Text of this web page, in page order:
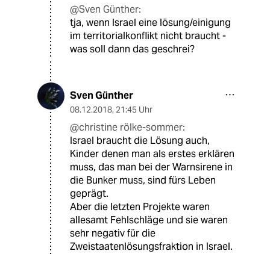
@Sven Günther:
tja, wenn Israel eine lösung/einigung
im territorialkonflikt nicht braucht -
was soll dann das geschrei?
Sven Günther
08.12.2018, 21:45 Uhr
@christine rölke-sommer:
Israel braucht die Lösung auch,
Kinder denen man als erstes erklären
muss, das man bei der Warnsirene in
die Bunker muss, sind fürs Leben
geprägt.
Aber die letzten Projekte waren
allesamt Fehlschläge und sie waren
sehr negativ für die
Zweistaatenlösungsfraktion in Israel.